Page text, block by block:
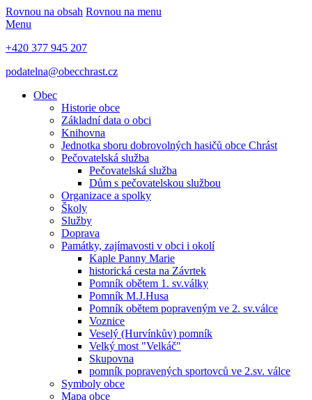
Rovnou na obsah Rovnou na menu
Menu
+420 377 945 207
podatelna@obecchrast.cz
Obec
Historie obce
Základní data o obci
Knihovna
Jednotka sboru dobrovolných hasičů obce Chrást
Pečovatelská služba
Pečovatelská služba
Dům s pečovatelskou službou
Organizace a spolky
Školy
Služby
Doprava
Památky, zajímavosti v obci i okolí
Kaple Panny Marie
historická cesta na Závrtek
Pomník obětem 1. sv.války
Pomník M.J.Husa
Pomník obětem popraveným ve 2. sv.válce
Voznice
Veselý (Hurvínkův) pomník
Velký most "Velkáč"
Skupovna
pomník popravených sportovců ve 2.sv. válce
Symboly obce
Mapa obce